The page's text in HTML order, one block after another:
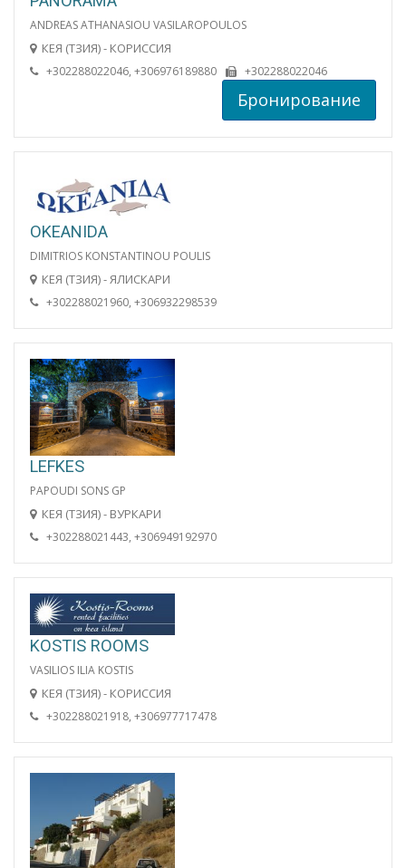
ANDREAS ATHANASIOU VASILAROPOULOS
КЕЯ (ТЗИЯ) - КОРИССИЯ
+302288022046, +306976189880 +302288022046
Бронирование
OKEANIDA
DIMITRIOS KONSTANTINOU POULIS
КЕЯ (ТЗИЯ) - ЯЛИСКАРИ
+302288021960, +306932298539
LEFKES
PAPOUDI SONS GP
КЕЯ (ТЗИЯ) - ВУРКАРИ
+302288021443, +306949192970
KOSTIS ROOMS
VASILIOS ILIA KOSTIS
КЕЯ (ТЗИЯ) - КОРИССИЯ
+302288021918, +306977717478